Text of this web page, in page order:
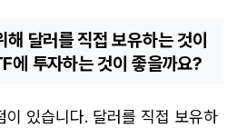
달러를 직접 보유하는 것이
에 투자하는 것이 좋을까요?
있습니다. 달러를 직접 보유하